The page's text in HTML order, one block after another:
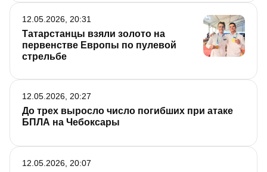
Татарстанцы взяли золото на
первенстве Европы по пулевой
стрельбе
12.05.2026, 20:31
До трех выросло число погибших при атаке
БПЛА на Чебоксары
12.05.2026, 20:27
12.05.2026, 20:07